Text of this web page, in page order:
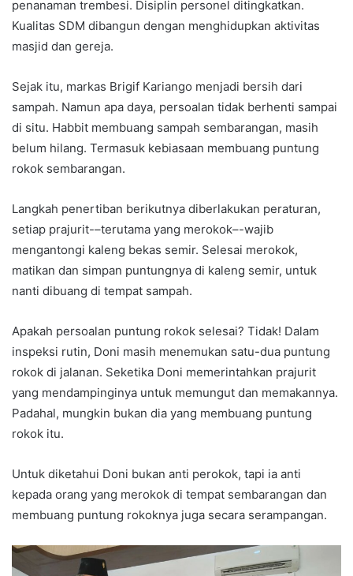
penanaman trembesi. Disiplin personel ditingkatkan.
Kualitas SDM dibangun dengan menghidupkan aktivitas
masjid dan gereja.
Sejak itu, markas Brigif Kariango menjadi bersih dari
sampah. Namun apa daya, persoalan tidak berhenti sampai
di situ. Habbit membuang sampah sembarangan, masih
belum hilang. Termasuk kebiasaan membuang puntung
rokok sembarangan.
Langkah penertiban berikutnya diberlakukan peraturan,
setiap prajurit-–terutama yang merokok–-wajib
mengantongi kaleng bekas semir. Selesai merokok,
matikan dan simpan puntungnya di kaleng semir, untuk
nanti dibuang di tempat sampah.
Apakah persoalan puntung rokok selesai? Tidak! Dalam
inspeksi rutin, Doni masih menemukan satu-dua puntung
rokok di jalanan. Seketika Doni memerintahkan prajurit
yang mendampinginya untuk memungut dan memakannya.
Padahal, mungkin bukan dia yang membuang puntung
rokok itu.
Untuk diketahui Doni bukan anti perokok, tapi ia anti
kepada orang yang merokok di tempat sembarangan dan
membuang puntung rokoknya juga secara serampangan.